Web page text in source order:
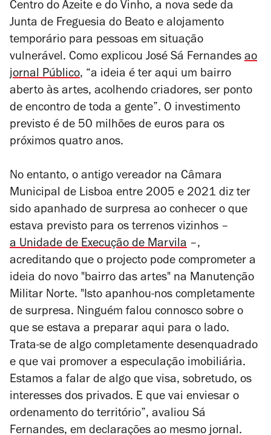
Centro do Azeite e do Vinho, a nova sede da
Junta de Freguesia do Beato e alojamento
temporário para pessoas em situação
vulnerável. Como explicou José Sá Fernandes ao
jornalPúblico, “a ideia é ter aqui um bairro
aberto às artes, acolhendo criadores, ser ponto
de encontro de toda a gente”. O investimento
previsto é de 50 milhões de euros para os
próximos quatro anos.
No entanto, o antigo vereador na Câmara
Municipal de Lisboa entre 2005 e 2021 diz ter
sido apanhado de surpresa ao conhecer o que
estava previsto para os terrenos vizinhos –
aUnidade de Execução de Marvila –,
acreditando que o projecto pode comprometer a
ideia do novo "bairro das artes" na Manutenção
Militar Norte. "Isto apanhou-nos completamente
de surpresa. Ninguém falou connosco sobre o
que se estava a preparar aqui para o lado.
Trata-se de algo completamente desenquadrado
e que vai promover a especulação imobiliária.
Estamos a falar de algo que visa, sobretudo, os
interesses dos privados. E que vai enviesar o
ordenamento do território”, avaliou Sá
Fernandes, em declarações ao mesmo jornal.